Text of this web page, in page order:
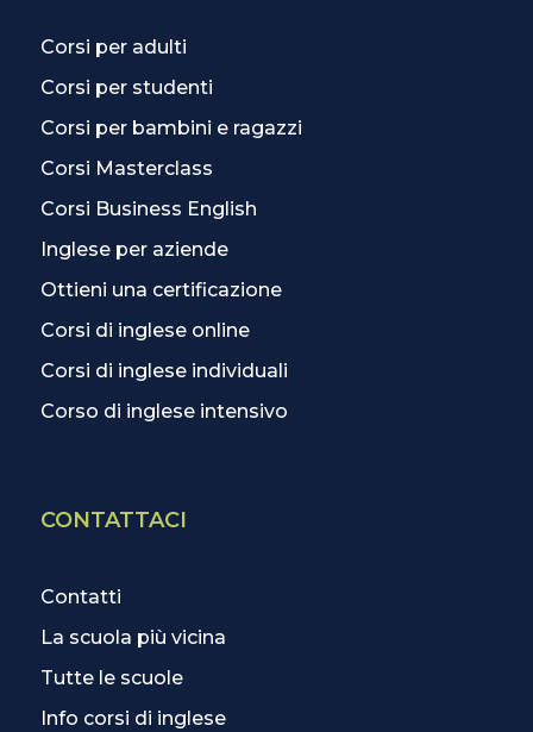
Corsi per adulti
Corsi per studenti
Corsi per bambini e ragazzi
Corsi Masterclass
Corsi Business English
Inglese per aziende
Ottieni una certificazione
Corsi di inglese online
Corsi di inglese individuali
Corso di inglese intensivo
CONTATTACI
Contatti
La scuola più vicina
Tutte le scuole
Info corsi di inglese